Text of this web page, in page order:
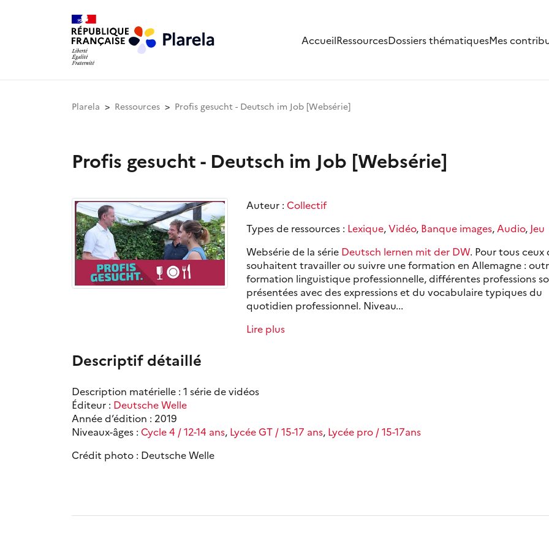
AccueilRessourcesDossiers thématiquesMes
Plarela Ressources Profis gesucht - Deutsch im Job [Websérie]
Profis gesucht - Deutsch im Job [Websérie]
Auteur : Collectif
Types de ressources : Lexique,Vidéo, Banque images, Audio, Jeu
Websérie de la série Deutsch lernen mit der DW. Pour tous ceux
souhaitent travailler ou suivre une formation en Allemagne :
formation linguistique professionnelle, différentes professions
présentées avec des expressions et du vocabulaire typiques du
quotidien professionnel. Niveau...
Lire plus
Descriptif détaillé
Description matérielle : 1 série de vidéos
Éditeur : Deutsche Welle
Année d’édition : 2019
Niveaux-âges : Cycle 4 / 12-14 ans, Lycée GT / 15-17 ans, Lycée pro / 15-17ans
Crédit photo : Deutsche Welle